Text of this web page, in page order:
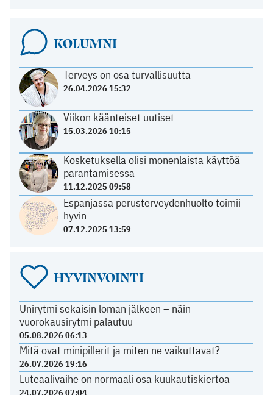
KOLUMNI
Terveys on osa turvallisuutta
26.04.2026 15:32
Viikon käänteiset uutiset
15.03.2026 10:15
Kosketuksella olisi monenlaista käyttöä
parantamisessa
11.12.2025 09:58
Espanjassa perusterveydenhuolto toimii
hyvin
07.12.2025 13:59
HYVINVOINTI
Unirytmi sekaisin loman jälkeen – näin
vuorokausirytmi palautuu
05.08.2026 06:13
Mitä ovat minipillerit ja miten ne vaikuttavat?
26.07.2026 19:16
Luteaalivaihe on normaali osa kuukautiskiertoa
24.07.2026 07:04